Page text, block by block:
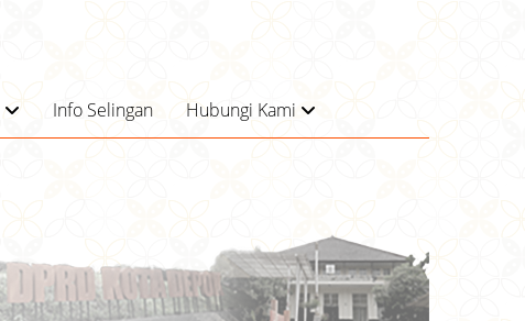
Info Selingan Hubungi Kami